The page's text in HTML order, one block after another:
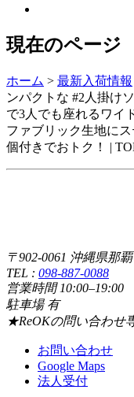
現在のページ
ホーム > 最新入荷情報
ンパクトな #2人掛け
で3人でも座れるワイ
ファブリック生地に
個付きでおトク！ |
〒902-0061 沖縄県那
TEL : 098-887-0088
営業時間 10:00–19:00
駐車場 有
★ReOKの問い合わせ
お問い合わせ
Google Maps
法人受付